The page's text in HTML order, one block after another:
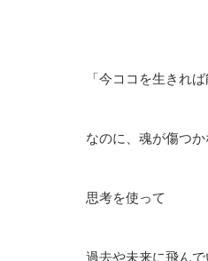
「今ココを生きれ
なのに、魂が傷つ
思考を使って
過去や未来に飛んで